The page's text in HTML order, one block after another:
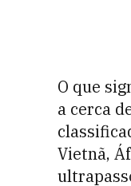
O que
a cerca
Vietnã,